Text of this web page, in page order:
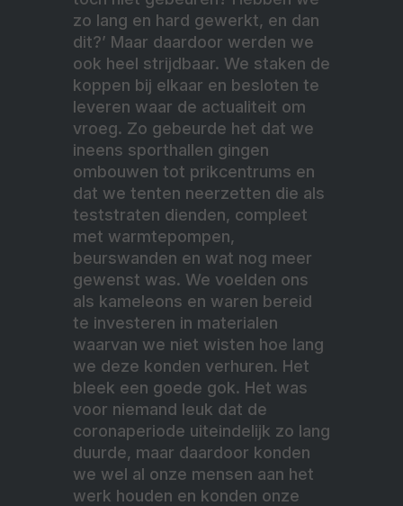
zo lang en hard gewerkt, en dan
dit?’ Maar daardoor werden we
ook heel strijdbaar. We staken de
koppen bij elkaar en besloten te
leveren waar de actualiteit om
vroeg. Zo gebeurde het dat we
ineens sporthallen gingen
ombouwen tot prikcentrums en
dat we tenten neerzetten die als
teststraten dienden, compleet
met warmtepompen,
beurswanden en wat nog meer
gewenst was. We voelden ons
als kameleons en waren bereid
te investeren in materialen
waarvan we niet wisten hoe lang
we deze konden verhuren. Het
bleek een goede gok. Het was
voor niemand leuk dat de
coronaperiode uiteindelijk zo lang
duurde, maar daardoor konden
we wel al onze mensen aan het
werk houden en konden onze